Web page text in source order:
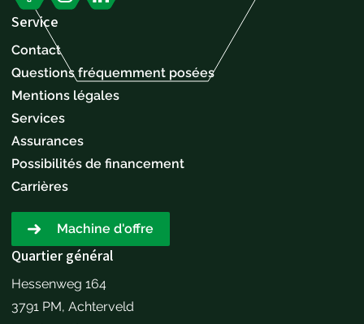
Service
Contact
Questions fréquemment posées
Mentions légales
Services
Assurances
Possibilités de financement
Carrières
Machine d'offre
Quartier général
Hessenweg 164
3791 PM, Achterveld